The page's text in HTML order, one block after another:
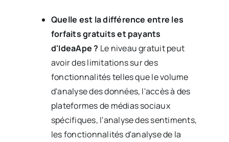
Quelle est la différence entre les
forfaits gratuits et payants
d'IdeaApe ? Le niveau gratuit peut
avoir des limitations sur des
fonctionnalités telles que le volume
d'analyse des données, l'accès à des
plateformes de médias sociaux
spécifiques, l'analyse des sentiments,
les fonctionnalités d'analyse de la